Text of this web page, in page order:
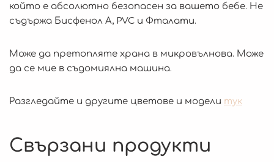
който е абсолютно безопасен за вашето бебе. Не
съдържа Бисфенол А, PVC и Фталати.
Може да претопляте храна в микровълнова. Може
да се мие в съдомиялна машина.
Разгледайте и другите цветове и модели тук
Свързани продукти